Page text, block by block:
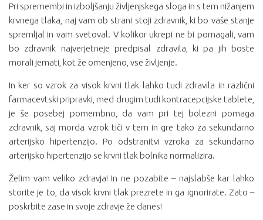
Pri spremembi in izboljšanju življenjskega sloga in s tem nižanjem
krvnega tlaka, naj vam ob strani stoji zdravnik, ki bo vaše stanje
spremljal in vam svetoval. V kolikor ukrepi ne bi pomagali, vam
bo zdravnik najverjetneje predpisal zdravila, ki pa jih boste
morali jemati, kot že omenjeno, vse življenje.
In ker so vzrok za visok krvni tlak lahko tudi zdravila in različni
farmacevtski pripravki, med drugim tudi kontracepcijske tablete,
je še posebej pomembno, da vam pri tej bolezni pomaga
zdravnik, saj morda vzrok tiči v tem in gre tako za sekundarno
arterijsko hipertenzijo. Po odstranitvi vzroka za sekundarno
arterijsko hipertenzijo se krvni tlak bolnika normalizira.
Želim vam veliko zdravja! In ne pozabite – najslabše kar lahko
storite je to, da visok krvni tlak prezrete in ga ignorirate. Zato –
poskrbite zase in svoje zdravje že danes!